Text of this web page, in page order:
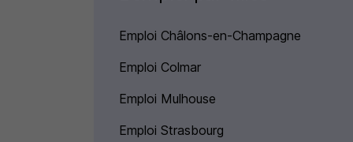
Emploi Châlons-en-Champagne
Emploi Colmar
Emploi Mulhouse
Emploi Strasbourg